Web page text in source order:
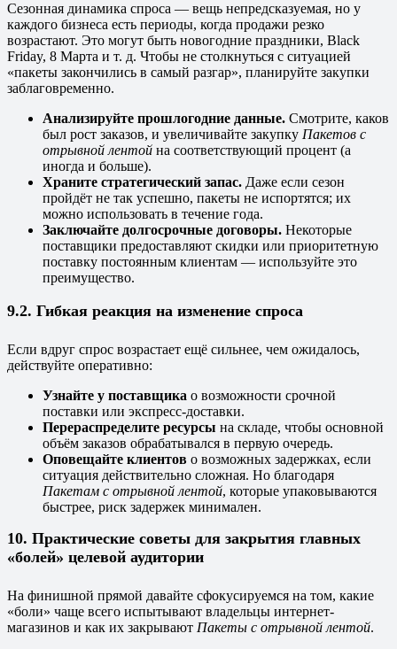
Сезонная динамика спроса — вещь непредсказуемая, но у
каждого бизнеса есть периоды, когда продажи резко
возрастают. Это могут быть новогодние праздники, Black
Friday, 8 Марта и т. д. Чтобы не столкнуться с ситуацией
«пакеты закончились в самый разгар», планируйте закупки
заблаговременно.
Анализируйте прошлогодние данные. Смотрите, каков
был рост заказов, и увеличивайте закупку Пакетов с
отрывной лентой на соответствующий процент (а
иногда и больше).
Храните стратегический запас. Даже если сезон
пройдёт не так успешно, пакеты не испортятся; их
можно использовать в течение года.
Заключайте долгосрочные договоры. Некоторые
поставщики предоставляют скидки или приоритетную
поставку постоянным клиентам — используйте это
преимущество.
9.2. Гибкая реакция на изменение спроса
Если вдруг спрос возрастает ещё сильнее, чем ожидалось,
действуйте оперативно:
Узнайте у поставщика о возможности срочной
поставки или экспресс-доставки.
Перераспределите ресурсы на складе, чтобы основной
объём заказов обрабатывался в первую очередь.
Оповещайте клиентов о возможных задержках, если
ситуация действительно сложная. Но благодаря
Пакетам с отрывной лентой, которые упаковываются
быстрее, риск задержек минимален.
10. Практические советы для закрытия главных
«болей» целевой аудитории
На финишной прямой давайте сфокусируемся на том, какие
«боли» чаще всего испытывают владельцы интернет-
магазинов и как их закрывают Пакеты с отрывной лентой.